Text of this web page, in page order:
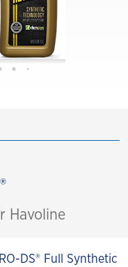
Havoline
DS® Full Synthetic